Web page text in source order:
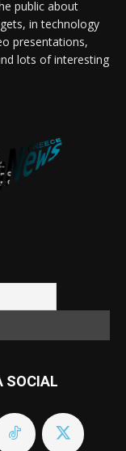
public about
in technology
presentations,
lots of interesting